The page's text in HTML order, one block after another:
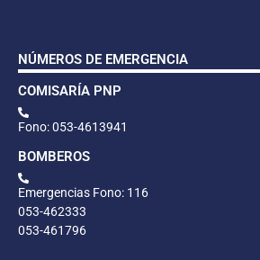
NÚMEROS DE EMERGENCIA
COMISARÍA PNP
Fono: 053-4613941
BOMBEROS
Emergencias Fono: 116
053-462333
053-461796